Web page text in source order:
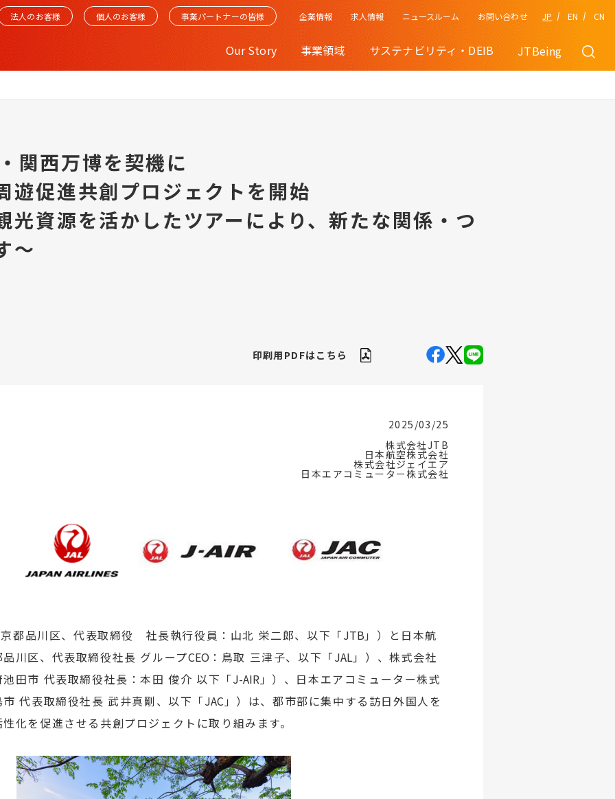
法人のお客様 個人のお客様 事業パートナーの皆様
Our Story 事業領域 サステナビリティ・DEIB JTBeing
企業情報 求人情報 ニュースルーム お問い合わせ JP EN CN
関西万博を契機に
遊促進共創プロジェクトを開始
光資源を活かしたツアーにより、新たな関係・つ
～
印刷用PDFはこちら
2025/03/25
株式会社JTB
日本航空株式会社
株式会社ジェイエア
日本エアコミューター株式会社
京都品川区、代表取締役 社長執行役員：山北 栄二郎、以下「JTB 」）と日本航
川区、代表取締役社長 グループCEO ：鳥取 三津子、以下「JAL」）、株式会社
田市 代表取締役社長：本田 俊介 以下「J-AIR 」）、日本エアコミューター株式
代表取締役社長 武井真剛、以下「JAC 」）は、都市部に集中する訪日外国人を
化を促進させる共創プロジェクトに取り組みます。